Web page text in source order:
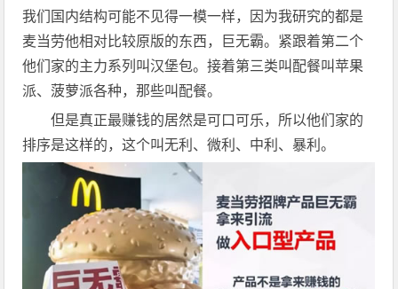
我们国内结构可能不见得一模一样，因为我研究的都是
麦当劳他相对比较原版的东西，巨无霸。紧跟着第二个
他们家的主力系列叫汉堡包。接着第三类叫配餐叫苹果
派、菠萝派各种，那些叫配餐。
但是真正最赚钱的居然是可口可乐，所以他们家的
排序是这样的，这个叫无利、微利、中利、暴利。